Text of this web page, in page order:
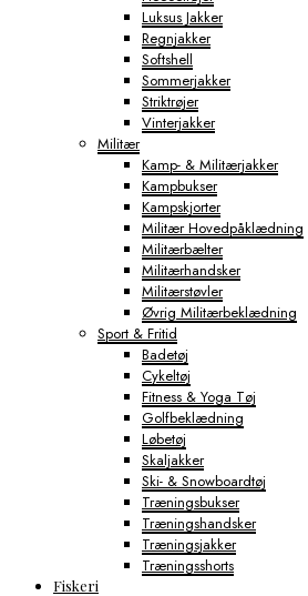
Luksus Jakker
Regnjakker
Softshell
Sommerjakker
Striktrøjer
Vinterjakker
Militær
Kamp- & Militærjakker
Kampbukser
Kampskjorter
Militær Hovedpåklædning
Militærbælter
Militærhandsker
Militærstøvler
Øvrig Militærbeklædning
Sport & Fritid
Badetøj
Cykeltøj
Fitness & Yoga Tøj
Golfbeklædning
Løbetøj
Skaljakker
Ski- & Snowboardtøj
Træningsbukser
Træningshandsker
Træningsjakker
Træningsshorts
Fiskeri